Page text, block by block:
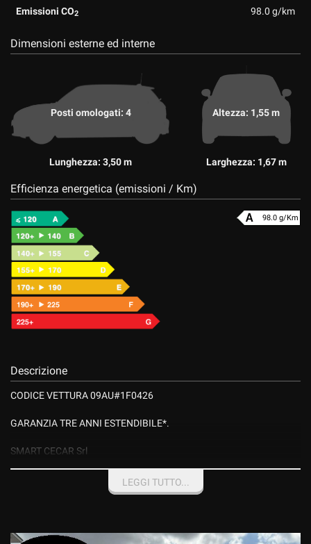
Emissioni CO2 98.0 g/km
Dimensioni esterne ed interne
Posti omologati: 4
Lunghezza: 3,50 m
Altezza: 1,55 m
Larghezza: 1,67 m
Efficienza energetica (emissioni / Km)
98.0 g/Km
Descrizione
CODICE VETTURA 09AU#1F0426
GARANZIA TRE ANNI ESTENDIBILE*.
SMART CECAR Srl
Vendita-Assistenza Ricambi
RICERCHE, TRA PRIVATI AFFARISTI, COMMERCIANTI DI AUTO E
LEGGI TUTTO...